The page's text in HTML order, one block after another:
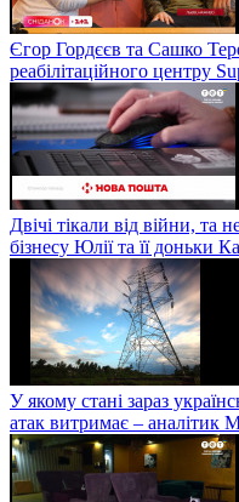
Єгор Гордєєв та Сашко
реабілітаційного центру
Двічі тікали від війни, та
бізнесу Юлії та її доньки
У якому стані зараз
атак витримає – аналітик